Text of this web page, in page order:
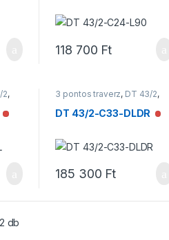
118 700 Ft
2,
Nincs raktáron
3 pontos traverz, DT 43/2,
Traverzek
DT 43/2-C33-DLDR
185 300 Ft
db